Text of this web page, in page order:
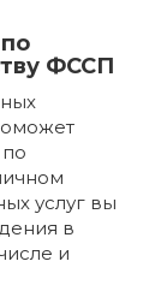
ФССП
услуг вы
в
и